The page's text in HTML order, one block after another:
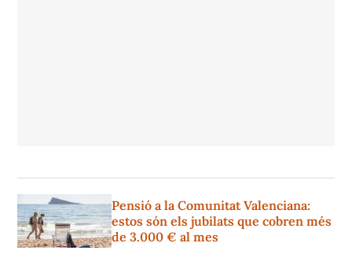
Pensió a la Comunitat Valenciana:
estos són els jubilats que cobren més
de 3.000 € al mes